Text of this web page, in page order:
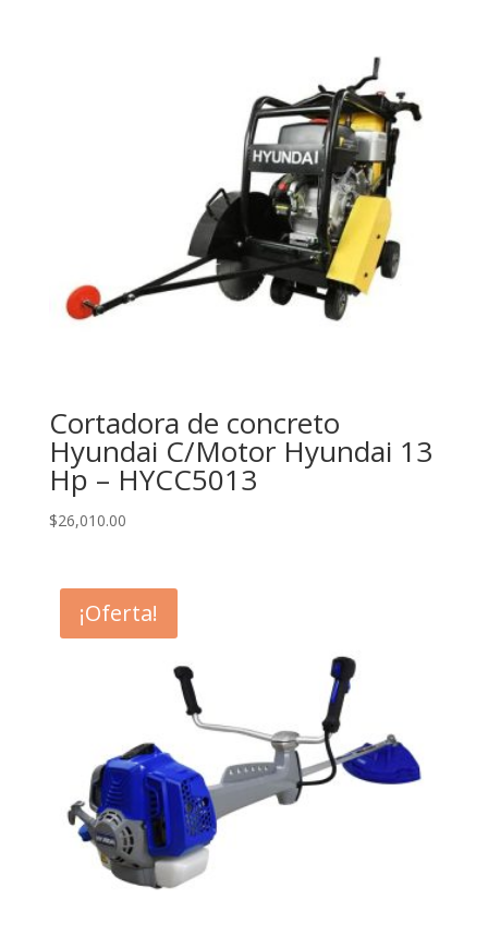
Cortadora de concreto
Hyundai C/Motor Hyundai 13
Hp – HYCC5013
$26,010.00
¡Oferta!